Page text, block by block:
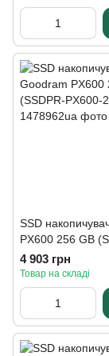
SSD
PX600 256 GB
PX600-250-80)
4 903 грн
Товар на складі